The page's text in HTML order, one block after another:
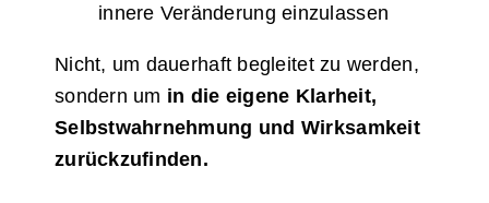
innere Veränderung einzulassen
Nicht, um dauerhaft begleitet zu werden,
sondern um in die eigene Klarheit,
Selbstwahrnehmung und Wirksamkeit
zurückzufinden.